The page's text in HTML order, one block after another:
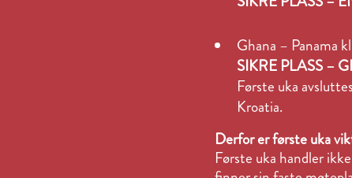
Ghana – Panama
SIKRE PLASS –
Første uka
Kroatia.
Derfor er første uka
Første uka handler